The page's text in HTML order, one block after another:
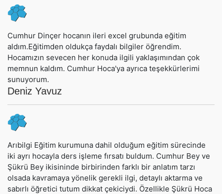
Cumhur Dinçer hocanın ileri excel grubunda eğitim
aldım.Eğitimden oldukça faydalı bilgiler öğrendim.
Hocamızın sevecen her konuda ilgili yaklaşımından çok
memnun kaldım. Cumhur Hoca'ya ayrıca teşekkürlerimi
sunuyorum.
Deniz Yavuz
Arıbilgi Eğitim kurumuna dahil olduğum eğitim sürecinde
iki ayrı hocayla ders işleme fırsatı buldum. Cumhur Bey ve
Şükrü Bey ikisininde birbirinden farklı bir anlatım tarzı
olsada kavramaya yönelik gerekli ilgi, detaylı aktarma ve
sabırlı öğretici tutum dikkat çekiciydi. Özellikle Şükrü Hoca